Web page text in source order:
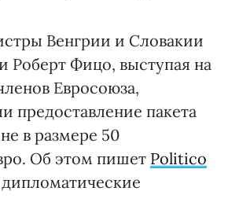
Венгрии и Словакии
Роберт Фицо, выступая на
Евросоюза,
предоставление пакета
в размере 50
Об этом пишет Politico